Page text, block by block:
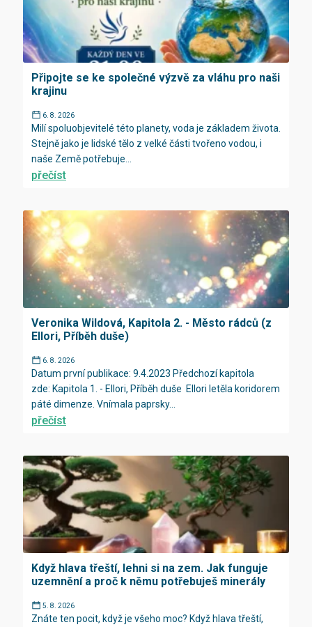
Připojte se ke společné výzvě za vláhu pro naši
krajinu
6. 8. 2026
Milí spoluobjevitelé této planety, voda je základem života.
Stejně jako je lidské tělo z velké části tvořeno vodou, i
naše Země potřebuje...
přečíst
Veronika Wildová, Kapitola 2. - Město rádců (z
Ellori, Příběh duše)
6. 8. 2026
Datum první publikace: 9.4.2023 Předchozí kapitola
zde: Kapitola 1. - Ellori, Příběh duše Ellori letěla koridorem
páté dimenze. Vnímala paprsky...
přečíst
Když hlava třeští, lehni si na zem. Jak funguje
uzemnění a proč k němu potřebuješ minerály
5. 8. 2026
Znáte ten pocit, když je všeho moc? Když hlava třeští,